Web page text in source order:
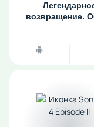
возвращение.